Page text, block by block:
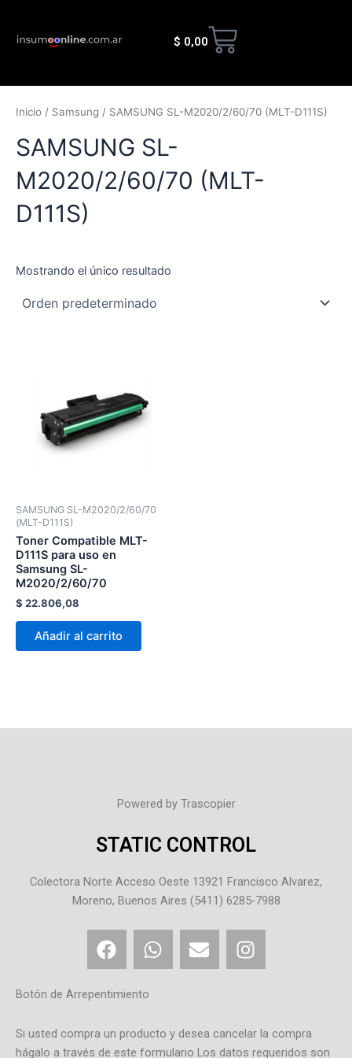
contenido
$ 0,00 Cart
Inicio / Samsung / SAMSUNG SL-M2020/2/60/70 (MLT-D111S)
SAMSUNG SL-
M2020/2/60/70 (MLT-
D111S)
Mostrando el único resultado
SAMSUNG SL-M2020/2/60/70
(MLT-D111S)
Toner Compatible MLT-
D111S para uso en
Samsung SL-
M2020/2/60/70
$ 22.806,08
Añadir al carrito
Powered by Trascopier
STATIC CONTROL
Colectora Norte Acceso Oeste 13921 Francisco Alvarez,
Moreno, Buenos Aires (5411) 6285-7988
F
a
e
o
W
h
a
E
n
o
I
n
g
Botón de Arrepentimiento
Si usted compra un producto y desea cancelar la compra
hágalo a través de este formulario Los datos requeridos son